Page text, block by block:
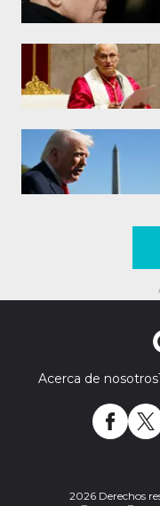
Acerca de nosotros
2026 Derechos